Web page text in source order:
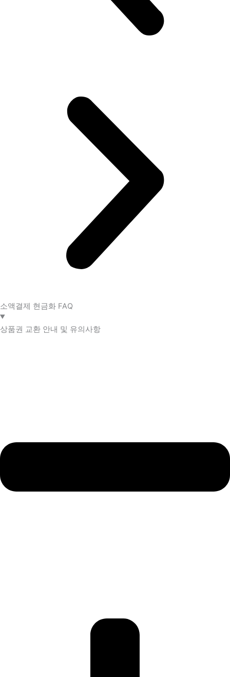
소액결제 현금화 FAQ​
상품권 교환 안내 및 유의사항